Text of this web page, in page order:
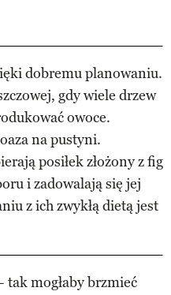
dobremu planowaniu.
gdy wiele drzew
owoce.
na pustyni.
posiłek złożony z fig
i zadowalają się jej
z ich zwykłą dietą jest
mogłaby brzmieć